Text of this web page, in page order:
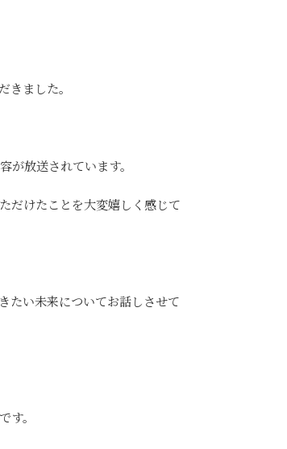
きました。
放送されています。
だけたことを大変嬉しく感じて
たい未来についてお話しさせて
。